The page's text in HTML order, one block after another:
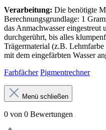
Verarbeitung: Die benötigte
Berechnungsgrundlage: 1
das Anmachwasser
durchgerührt, bis alles
Trägermaterial (z.B.
mit dem eingefärbten Wasser
Farbfächer Pigmentrechner
Menü schließen
0 von 0 Bewertungen